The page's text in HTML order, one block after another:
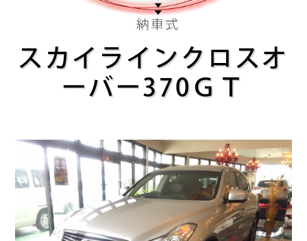
スカイラインクロスオ
ーバー370ＧＴ